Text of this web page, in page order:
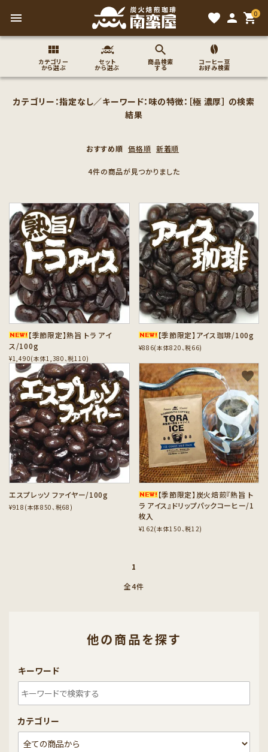
menu favorite person 0
shopping_cart
カテゴリー
から選ぶ
セット
から選ぶ
商品検索
する
コーヒー豆
お好み検索
search
コーヒー豆のこだわり
コーヒー豆お好み検索
カテゴリーから探す
セット商品から探す
ご利用ガイド
インフォメーション
カテゴリー：指定なし／キーワード：味の特徴：［極 濃厚］ の検索
結果
おすすめ順 価格順 新着順
4件の商品が見つかりました
【季節限定】熟旨 トラ アイ
ス/100g
¥1,490(本体1,380、税110)
favorite
【季節限定】アイス珈琲/100g
¥886(本体820、税66)
favorite
エスプレッソ ファイヤー/100g
¥918(本体850、税68)
favorite
【季節限定】炭火焙煎『熟旨 ト
ラ アイス』ドリップパックコーヒー/1
枚入
¥162(本体150、税12)
favorite
1
全4件
他の商品を探す
キーワード
カテゴリー